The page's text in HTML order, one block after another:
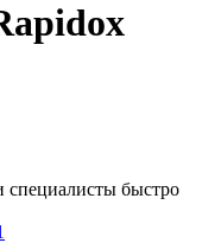
специалисты быстро